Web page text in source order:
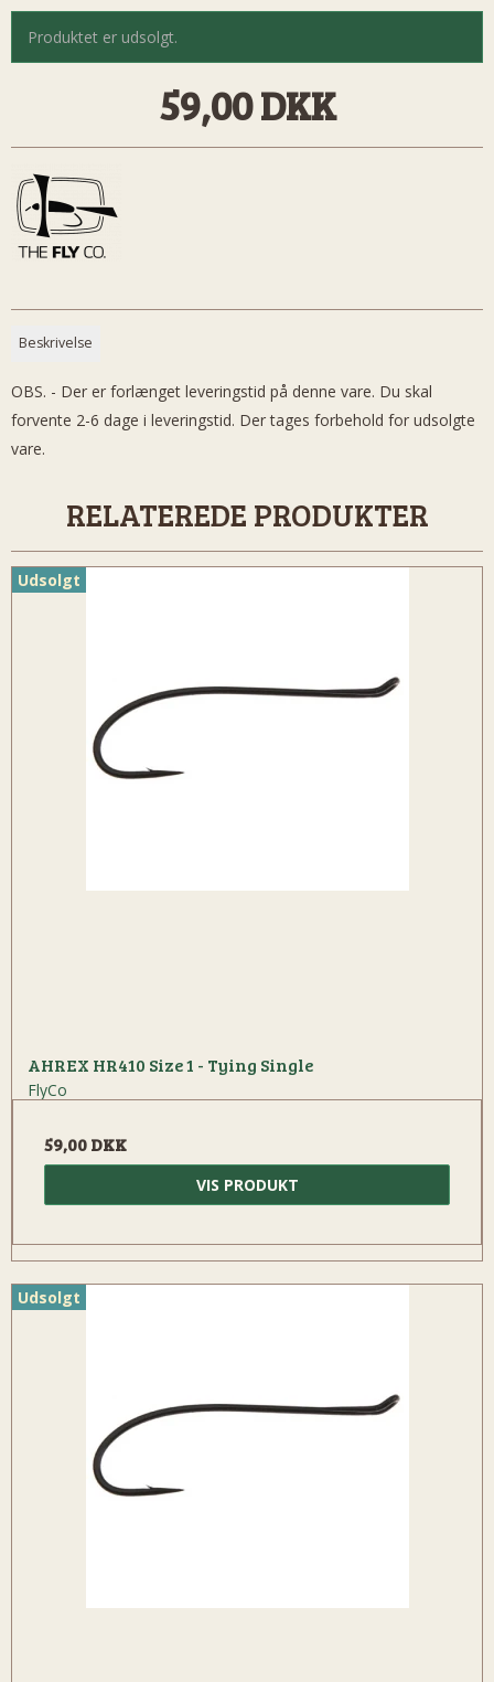
Produktet er udsolgt.
59,00 DKK
Beskrivelse
OBS. - Der er forlænget leveringstid på denne vare. Du skal
forvente 2-6 dage i leveringstid. Der tages forbehold for udsolgte
vare.
RELATEREDE PRODUKTER
Udsolgt
AHREX HR410 Size 1 - Tying Single
FlyCo
59,00 DKK
VIS PRODUKT
Udsolgt